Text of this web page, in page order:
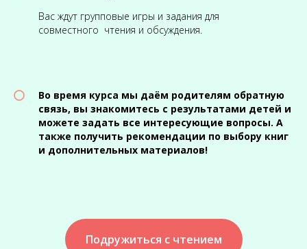
Вас ждут групповые игры и задания для
совместного чтения и обсуждения.
Во время курса мы даём родителям обратную
связь, вы знакомитесь с результатами детей и
можете задать все интересующие вопросы. А
также получить рекомендации по выбору книг
и дополнительных материалов!
Подружиться с чтением